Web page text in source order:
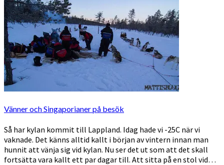
Vänner och Singaporianer på besök
Så har kylan kommit till Lappland. Idag hade vi -25C när vi
vaknade. Det känns alltid kallt i början av vintern innan man
hunnit att vänja sig vid kylan. Nu ser det ut som att det skall
fortsätta vara kallt ett par dagar till. Att sitta på en stol vid…